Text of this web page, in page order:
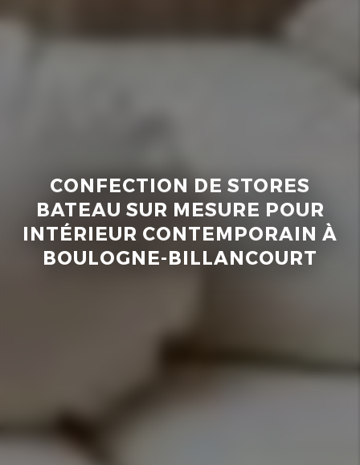
CONFECTION DE STORES
BATEAU SUR MESURE POUR
INTÉRIEUR CONTEMPORAIN À
BOULOGNE-BILLANCOURT